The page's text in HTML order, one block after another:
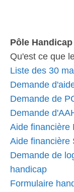
Pôle Handicap
Qu'est ce que
Liste des 30
Demande
Demande de
Demande
Aide financière
Aide financière
Demande de
handicap
Formulaire